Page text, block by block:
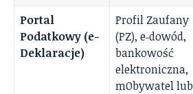
Portal
Podatkowy (e-
Deklaracje)
Profil Zaufany
(PZ), e‑dowód,
bankowość
elektroniczna,
mObywatel lub